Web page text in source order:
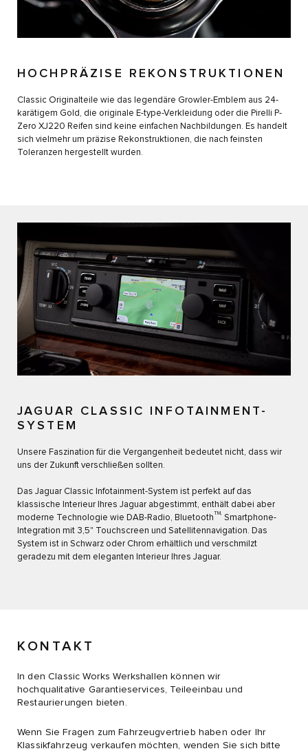
HOCHPRÄZISE REKONSTRUKTIONEN
Classic Originalteile wie das legendäre Growler-Emblem aus 24-
karätigem Gold, die originale E-type-Verkleidung oder die Pirelli P-
Zero XJ220 Reifen sind keine einfachen Nachbildungen. Es handelt
sich vielmehr um präzise Rekonstruktionen, die nach feinsten
Toleranzen hergestellt wurden.
JAGUAR CLASSIC INFOTAINMENT-
SYSTEM
Unsere Faszination für die Vergangenheit bedeutet nicht, dass wir
uns der Zukunft verschließen sollten.
Das Jaguar Classic Infotainment-System ist perfekt auf das
klassische Interieur Ihres Jaguar abgestimmt, enthält dabei aber
moderne Technologie wie DAB-Radio, BluetoothTM, Smartphone-
Integration mit 3,5" Touchscreen und Satellitennavigation. Das
System ist in Schwarz oder Chrom erhältlich und verschmilzt
geradezu mit dem eleganten Interieur Ihres Jaguar.
KONTAKT
In den Classic Works Werkshallen können wir
hochqualitative Garantieservices, Teileeinbau und
Restaurierungen bieten.
Wenn Sie Fragen zum Fahrzeugvertrieb haben oder Ihr
Klassikfahrzeug verkaufen möchten, wenden Sie sich bitte